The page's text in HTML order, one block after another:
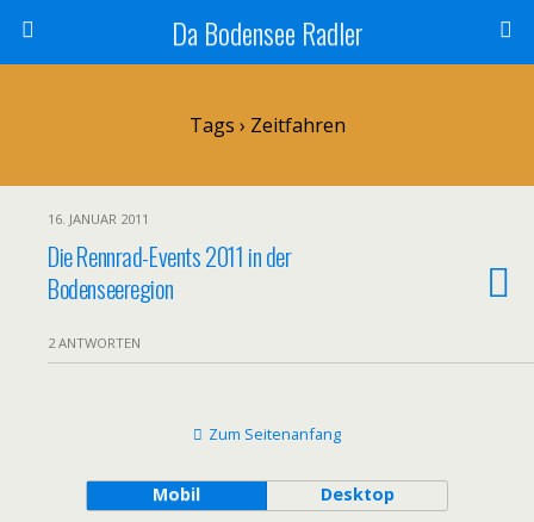
Da Bodensee Radler
Tags › Zeitfahren
16. JANUAR 2011
Die Rennrad-Events 2011 in der
Bodenseeregion
2 ANTWORTEN
Zum Seitenanfang
Mobil Desktop